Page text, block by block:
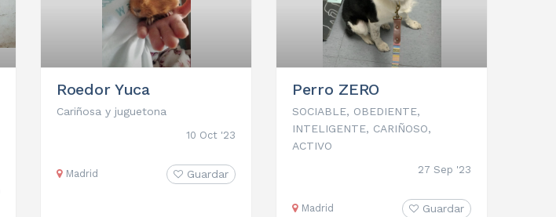
Roedor Yuca
Cariñosa y juguetona
10 Oct '23
Madrid Guardar
Perro ZERO
SOCIABLE, OBEDIENTE,
INTELIGENTE, CARIÑOSO,
ACTIVO
27 Sep '23
Madrid Guardar